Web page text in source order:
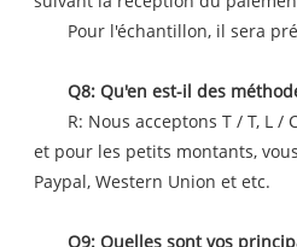
Pour l'échantillon, il sera
Q8: Qu'en est-il des
R: Nous acceptons T / T, L
et pour les petits montants,
Paypal, Western Union et etc.
Q9: Quelles sont vos